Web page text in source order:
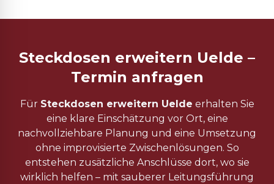
Steckdosen erweitern Uelde –
Termin anfragen
Für Steckdosen erweitern Uelde erhalten Sie
eine klare Einschätzung vor Ort, eine
nachvollziehbare Planung und eine Umsetzung
ohne improvisierte Zwischenlösungen. So
entstehen zusätzliche Anschlüsse dort, wo sie
wirklich helfen – mit sauberer Leitungsführung